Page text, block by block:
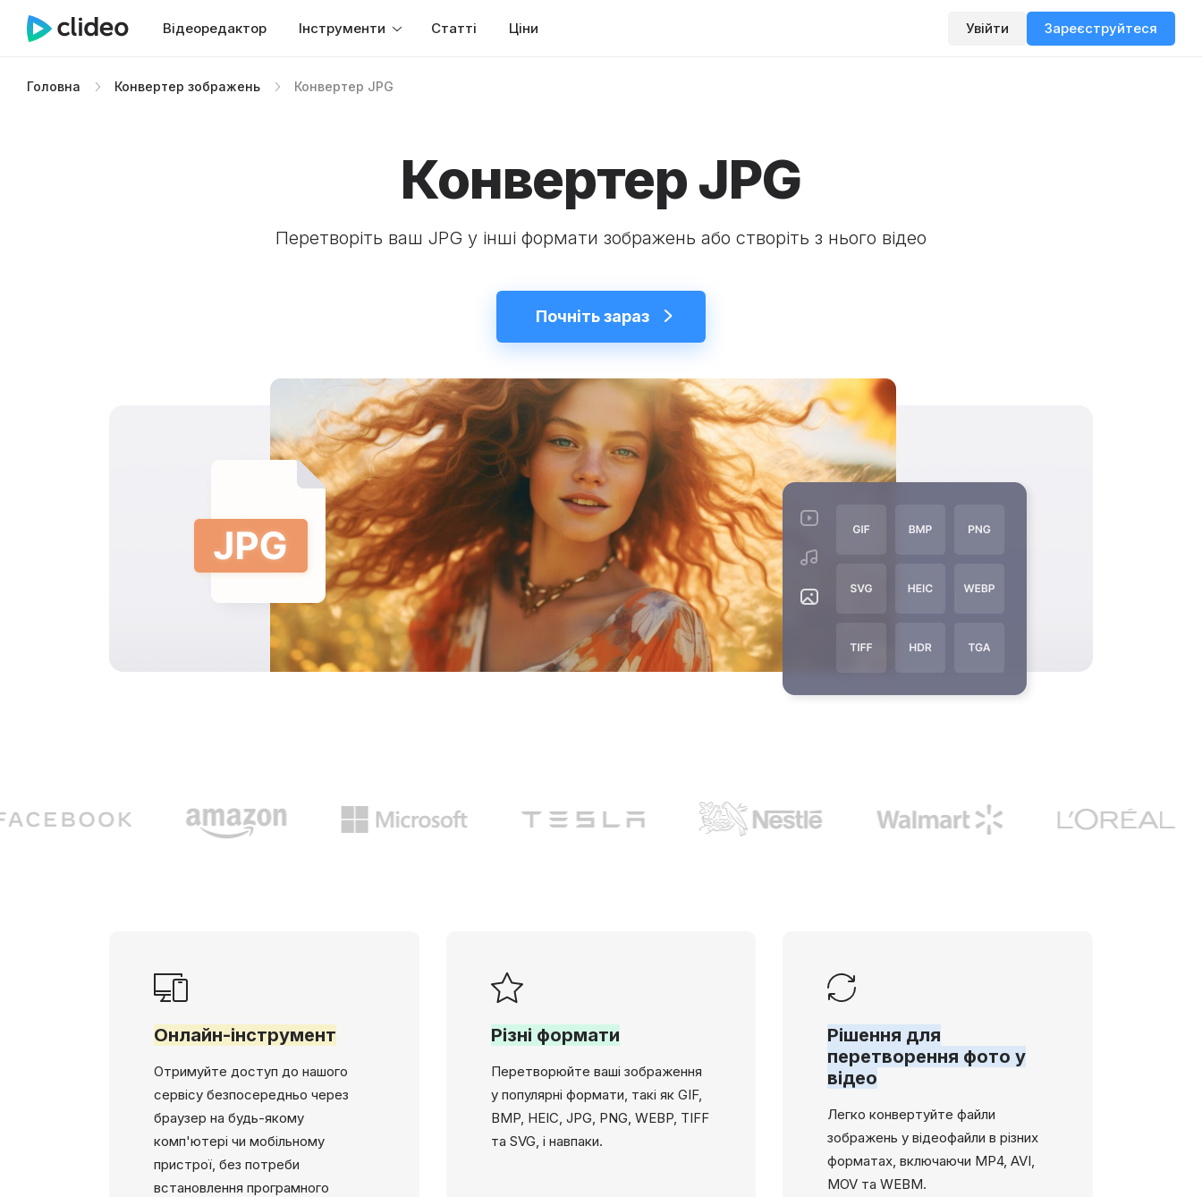
Відеоредактор Інструменти Статті Ціни Увійти Зареєструйтеся
Головна Конвертер зображень Конвертер JPG
Конвертер JPG
Перетворіть ваш JPG у інші формати зображень або створіть з нього відео
Почніть зараз
Онлайн-інструмент
Отримуйте доступ до нашого
сервісу безпосередньо через
браузер на будь-якому
комп'ютері чи мобільному
пристрої, без потреби
встановлення програмного
Різні формати
Перетворюйте ваші зображення
у популярні формати, такі як GIF,
BMP, HEIC, JPG, PNG, WEBP, TIFF
та SVG, і навпаки.
Рішення для
перетворення фото у
відео
Легко конвертуйте файли
зображень у відеофайли в різних
форматах, включаючи MP4, AVI,
MOV та WEBM.